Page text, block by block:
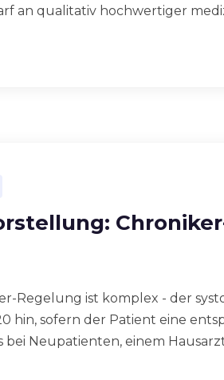
an qualitativ hochwertiger
Regelung ist komplex - der
hin, sofern der Patient eine
bei Neupatienten, einem